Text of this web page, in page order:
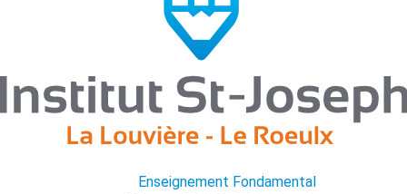
Enseignement Fondamental